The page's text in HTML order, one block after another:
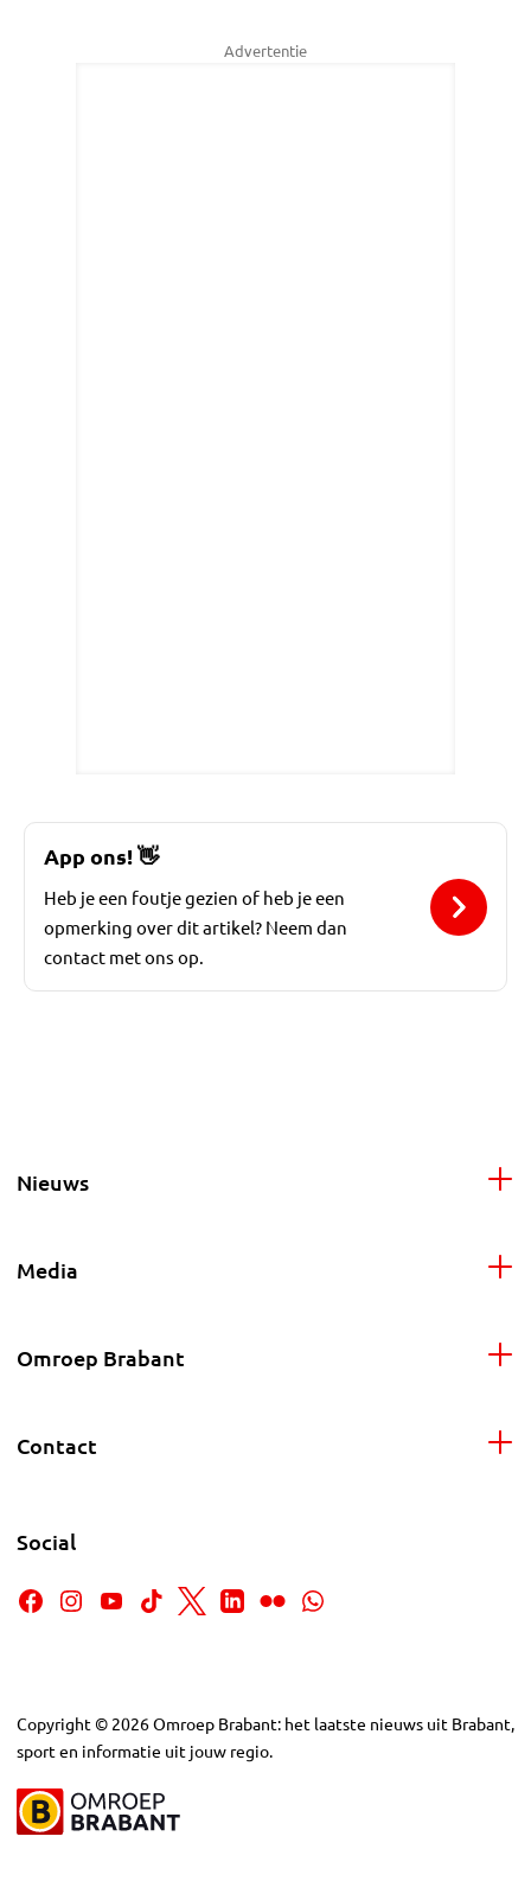
Advertentie
App ons!👋
Heb je een foutje gezien of heb je een
opmerking over dit artikel? Neem dan
contact met ons op.
Nieuws
Media
Omroep Brabant
Contact
Social
Copyright © 2026Omroep Brabant: het laatste nieuws uit Brabant,
sport en informatie uit jouw regio.